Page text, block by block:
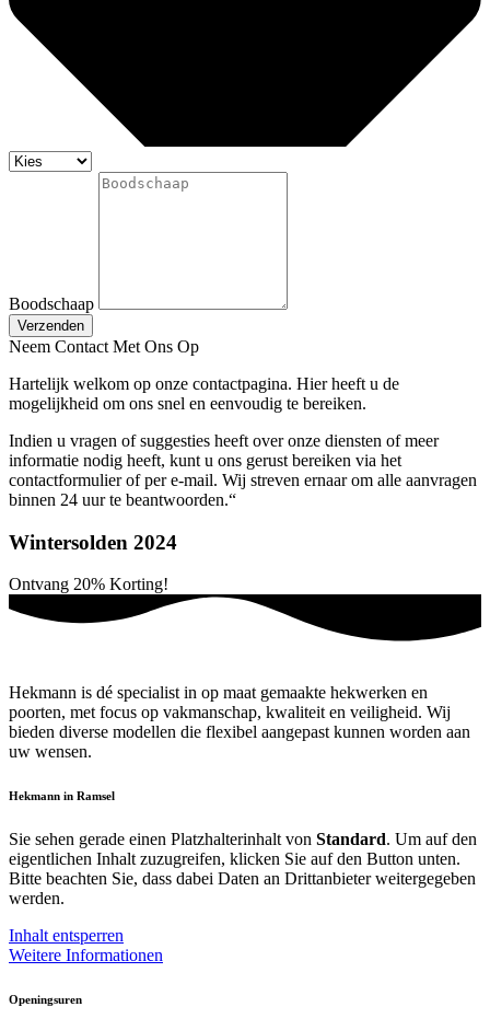
Boodschaap
Verzenden
Neem Contact Met Ons Op
Hartelijk welkom op onze contactpagina. Hier heeft u de
mogelijkheid om ons snel en eenvoudig te bereiken.
Indien u vragen of suggesties heeft over onze diensten of meer
informatie nodig heeft, kunt u ons gerust bereiken via het
contactformulier of per e-mail. Wij streven ernaar om alle aanvragen
binnen 24 uur te beantwoorden.“
Wintersolden 2024
Ontvang 20% Korting!
Hekmann is dé specialist in op maat gemaakte hekwerken en
poorten, met focus op vakmanschap, kwaliteit en veiligheid. Wij
bieden diverse modellen die flexibel aangepast kunnen worden aan
uw wensen.
Hekmann in Ramsel
Sie sehen gerade einen Platzhalterinhalt von Standard. Um auf den
eigentlichen Inhalt zuzugreifen, klicken Sie auf den Button unten.
Bitte beachten Sie, dass dabei Daten an Drittanbieter weitergegeben
werden.
Inhalt entsperren
Weitere Informationen
Openingsuren